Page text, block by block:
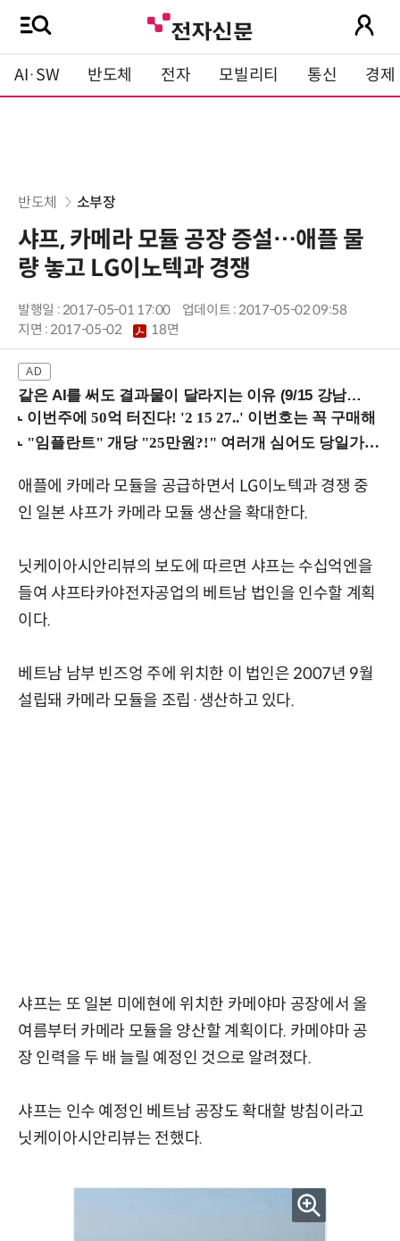
AI·SW 반도체 전자 모빌리티 통신 경제
반도체 소부장
샤프, 카메라 모듈 공장 증설…애플 물
량 놓고 LG이노텍과 경쟁
발행일 : 2017-05-01 17:00
업데이트 : 2017-05-02 09:58
지면 :2017-05-02 18면
같은 AI를 써도 결과물이 달라지는 이유 (9/15 강남역)
애플에 카메라 모듈을 공급하면서 LG이노텍과 경쟁 중
인 일본 샤프가 카메라 모듈 생산을 확대한다.
닛케이아시안리뷰의 보도에 따르면 샤프는 수십억엔을
들여 샤프타카야전자공업의 베트남 법인을 인수할 계획
이다.
베트남 남부 빈즈엉 주에 위치한 이 법인은 2007년 9월
설립돼 카메라 모듈을 조립·생산하고 있다.
샤프는 또 일본 미에현에 위치한 카메야마 공장에서 올
여름부터 카메라 모듈을 양산할 계획이다. 카메야마 공
장 인력을 두 배 늘릴 예정인 것으로 알려졌다.
샤프는 인수 예정인 베트남 공장도 확대할 방침이라고
닛케이아시안리뷰는 전했다.